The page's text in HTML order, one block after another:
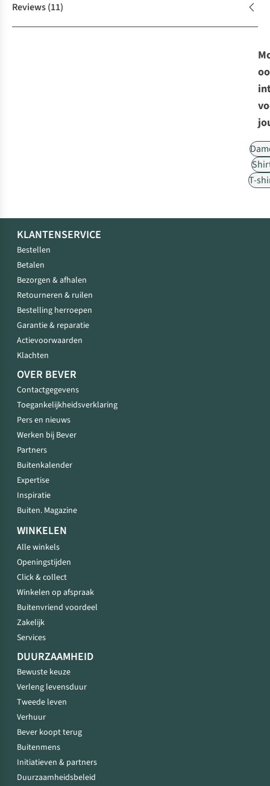
Reviews(11)
T-
KLANTENSERVICE
Bestellen
Betalen
Bezorgen & afhalen
Retourneren & ruilen
Bestelling herroepen
Garantie & reparatie
Actievoorwaarden
Klachten
OVER BEVER
Contactgegevens
Toegankelijkheidsverklaring
Pers en nieuws
Werken bij Bever
Partners
Buitenkalender
Expertise
Inspiratie
Buiten. Magazine
WINKELEN
Alle winkels
Openingstijden
Click & collect
Winkelen op afspraak
Buitenvriend voordeel
Zakelijk
Services
DUURZAAMHEID
Bewuste keuze
Verleng levensduur
Tweede leven
Verhuur
Bever koopt terug
Buitenmens
Initiatieven & partners
Duurzaamheidsbeleid